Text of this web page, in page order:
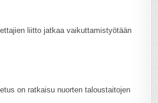
liitto jatkaa vaikuttamistyötään
on ratkaisu nuorten taloustaitojen